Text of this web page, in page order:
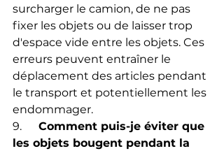
surcharger le camion, de ne pas
fixer les objets ou de laisser trop
d'espace vide entre les objets. Ces
erreurs peuvent entraîner le
déplacement des articles pendant
le transport et potentiellement les
endommager.
9. Comment puis-je éviter que
les objets bougent pendant la